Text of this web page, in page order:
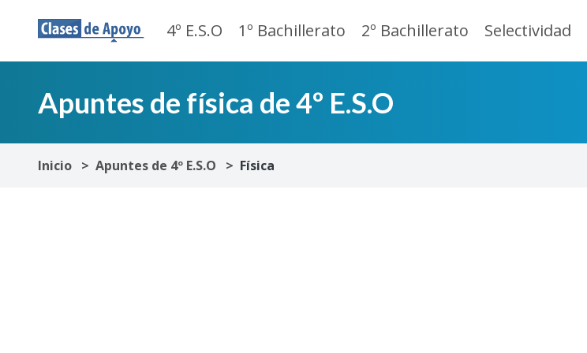
4º E.S.O 1º Bachillerato 2º Bachillerato Selectividad
Apuntes de física de 4º E.S.O
Inicio Apuntes de 4º E.S.O Física